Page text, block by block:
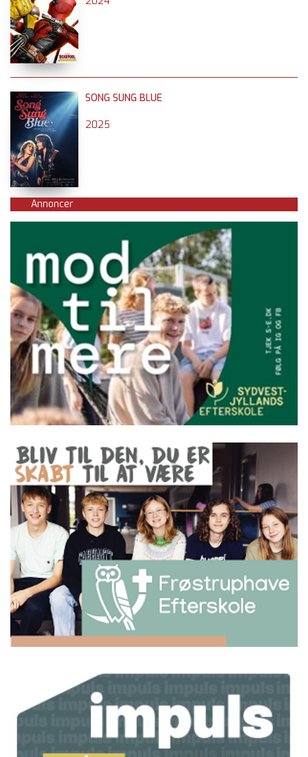
SONG SUNG BLUE
2025
Annoncer